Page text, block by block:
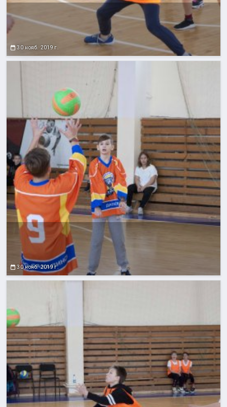
30 нояб. 2019 г.
30 нояб. 2019 г.